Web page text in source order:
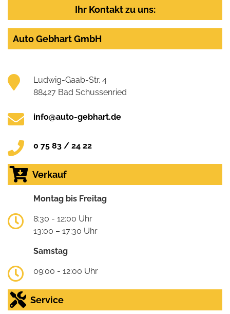
Ihr Kontakt zu uns:
Auto Gebhart GmbH
Ludwig-Gaab-Str. 4
88427 Bad Schussenried
info@auto-gebhart.de
0 75 83 / 24 22
Verkauf
Montag bis Freitag
8:30 - 12:00 Uhr
13:00 – 17:30 Uhr
Samstag
09:00 - 12:00 Uhr
Service